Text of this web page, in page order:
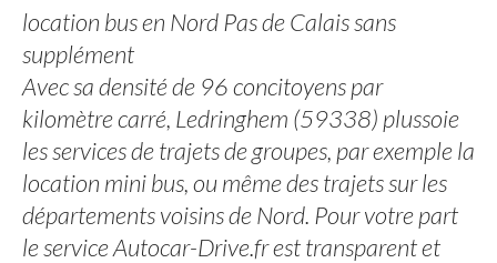
location bus en Nord Pas de Calais sans
supplément
Avec sa densité de 96 concitoyens par
kilomètre carré, Ledringhem (59338) plussoie
les services de trajets de groupes, par exemple la
location mini bus, ou même des trajets sur les
départements voisins de Nord. Pour votre part
le service Autocar-Drive.fr est transparent et